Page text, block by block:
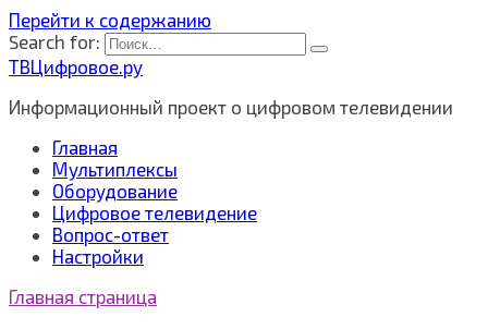
Перейти к содержанию
Search for:
ТВЦифровое.ру
Информационный проект о цифровом телевидении
Главная
Мультиплексы
Оборудование
Цифровое телевидение
Вопрос-ответ
Настройки
Главная страница